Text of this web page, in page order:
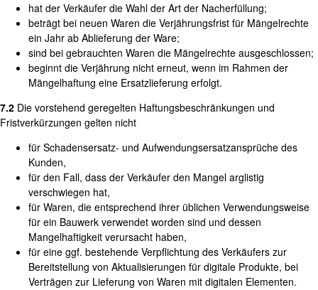
hat der Verkäufer die Wahl der Art der Nacherfüllung;
beträgt bei neuen Waren die Verjährungsfrist für Mängelrechte
ein Jahr ab Ablieferung der Ware;
sind bei gebrauchten Waren die Mängelrechte ausgeschlossen;
beginnt die Verjährung nicht erneut, wenn im Rahmen der
Mängelhaftung eine Ersatzlieferung erfolgt.
7.2 Die vorstehend geregelten Haftungsbeschränkungen und
Fristverkürzungen gelten nicht
für Schadensersatz- und Aufwendungsersatzansprüche des
Kunden,
für den Fall, dass der Verkäufer den Mangel arglistig
verschwiegen hat,
für Waren, die entsprechend ihrer üblichen Verwendungsweise
für ein Bauwerk verwendet worden sind und dessen
Mangelhaftigkeit verursacht haben,
für eine ggf. bestehende Verpflichtung des Verkäufers zur
Bereitstellung von Aktualisierungen für digitale Produkte, bei
Verträgen zur Lieferung von Waren mit digitalen Elementen.